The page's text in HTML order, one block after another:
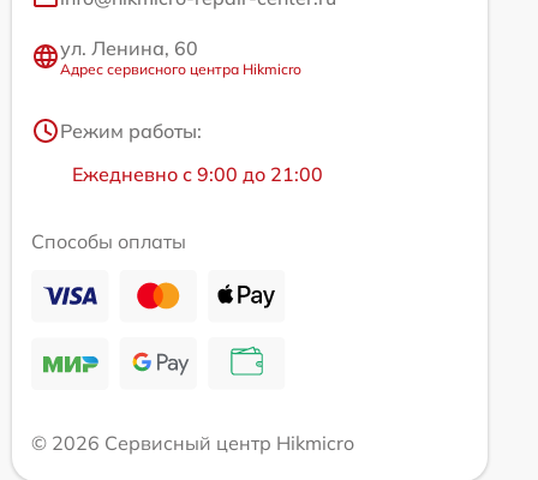
ул. Ленина, 60
Адрес сервисного центра Hikmicro
Режим работы:
Ежедневно с 9:00 до 21:00
Способы оплаты
© 2026 Сервисный центр Hikmicro